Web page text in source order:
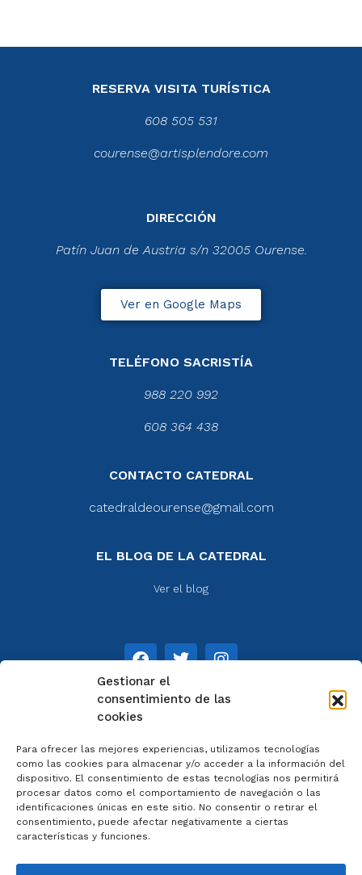
Gestionar el
consentimiento de las
cookies
Para ofrecer las mejores experiencias, utilizamos tecnologías
como las cookies para almacenar y/o acceder a la información del
dispositivo. El consentimiento de estas tecnologías nos permitirá
procesar datos como el comportamiento de navegación o las
identificaciones únicas en este sitio. No consentir o retirar el
consentimiento, puede afectar negativamente a ciertas
características y funciones.
RESERVA VISITA TURÍSTICA
608 505 531
courense@artisplendore.com
DIRECCIÓN
Patín Juan de Austria s/n 32005 Ourense.
Ver en Google Maps
TELÉFONO SACRISTÍA
988 220 992
608 364 438
CONTACTO CATEDRAL
catedraldeourense@gmail.com
EL BLOG DE LA CATEDRAL
Ver el blog
Aviso legal
Política de privacidad
Cookies
Colaboradores
Condiciones generales